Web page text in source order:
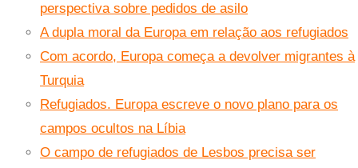
perspectiva sobre pedidos de asilo
A dupla moral da Europa em relação aos refugiados
Com acordo, Europa começa a devolver migrantes à
Turquia
Refugiados. Europa escreve o novo plano para os
campos ocultos na Líbia
O campo de refugiados de Lesbos precisa ser